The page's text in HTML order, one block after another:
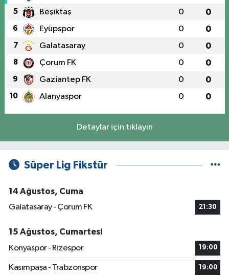
5 Beşiktaş 0 0
6 Eyüpspor 0 0
7 Galatasaray 0 0
8 Çorum FK 0 0
9 Gaziantep FK 0 0
10 Alanyaspor 0 0
Detaylar için tıklayın
Süper Lig Fikstür
14 Ağustos, Cuma
Galatasaray - Çorum FK
21:30
15 Ağustos, Cumartesi
Konyaspor - Rizespor
19:00
Kasımpaşa - Trabzonspor 19:00